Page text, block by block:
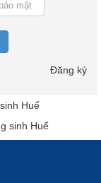
Đăng ký